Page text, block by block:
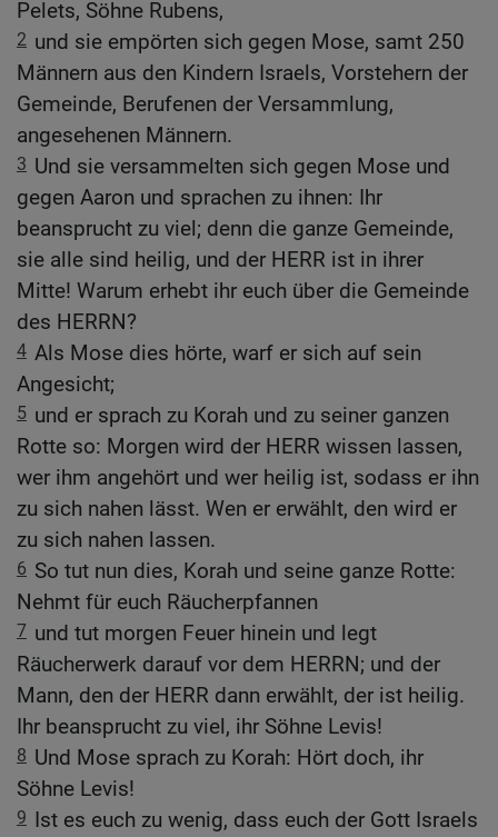
Pelets, Söhne Rubens,
2 und sie empörten sich gegen Mose, samt 250
Männern aus den Kindern Israels, Vorstehern der
Gemeinde, Berufenen der Versammlung,
angesehenen Männern.
3 Und sie versammelten sich gegen Mose und
gegen Aaron und sprachen zu ihnen: Ihr
beansprucht zu viel; denn die ganze Gemeinde,
sie alle sind heilig, und der HERR ist in ihrer
Mitte! Warum erhebt ihr euch über die Gemeinde
des HERRN?
4 Als Mose dies hörte, warf er sich auf sein
Angesicht;
5 und er sprach zu Korah und zu seiner ganzen
Rotte so: Morgen wird der HERR wissen lassen,
wer ihm angehört und wer heilig ist, sodass er ihn
zu sich nahen lässt. Wen er erwählt, den wird er
zu sich nahen lassen.
6 So tut nun dies, Korah und seine ganze Rotte:
Nehmt für euch Räucherpfannen
7 und tut morgen Feuer hinein und legt
Räucherwerk darauf vor dem HERRN; und der
Mann, den der HERR dann erwählt, der ist heilig.
Ihr beansprucht zu viel, ihr Söhne Levis!
8 Und Mose sprach zu Korah: Hört doch, ihr
Söhne Levis!
9 Ist es euch zu wenig, dass euch der Gott Israels